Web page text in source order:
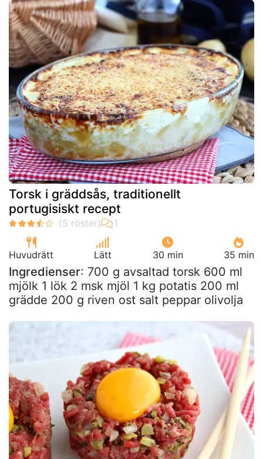
Torsk i gräddsås, traditionellt
portugisiskt recept
Huvudrätt Lätt 30 min 35 min
Ingredienser: 700 g avsaltad torsk 600 ml
mjölk 1 lök 2 msk mjöl 1 kg potatis 200 ml
grädde 200 g riven ost salt peppar olivolja